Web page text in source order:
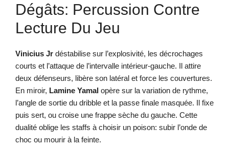
Dégâts: Percussion Contre
Lecture Du Jeu
Vinicius Jr déstabilise sur l’explosivité, les décrochages
courts et l’attaque de l’intervalle intérieur-gauche. Il attire
deux défenseurs, libère son latéral et force les couvertures.
En miroir, Lamine Yamal opère sur la variation de rythme,
l’angle de sortie du dribble et la passe finale masquée. Il fixe
puis sert, ou croise une frappe sèche du gauche. Cette
dualité oblige les staffs à choisir un poison: subir l’onde de
choc ou mourir à la feinte.